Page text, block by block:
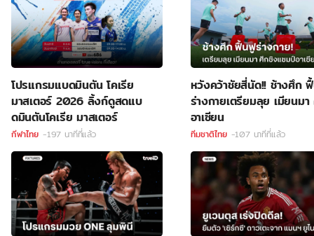
โปรแกรมแบดมินตัน โคเรีย
มาสเตอร์ 2026 ลิ้งก์ดูสดแบ
ดมินตันโคเรีย มาสเตอร์
กีฬาไทย -197 นาทีที่แล้ว
หวังคว้าชัยสี่นัด!! ช้างศึก
ร่างกายเตรียมลุย เมียนม
อาเซียน
ทีมชาติไทย -107 นาทีที่แล้ว